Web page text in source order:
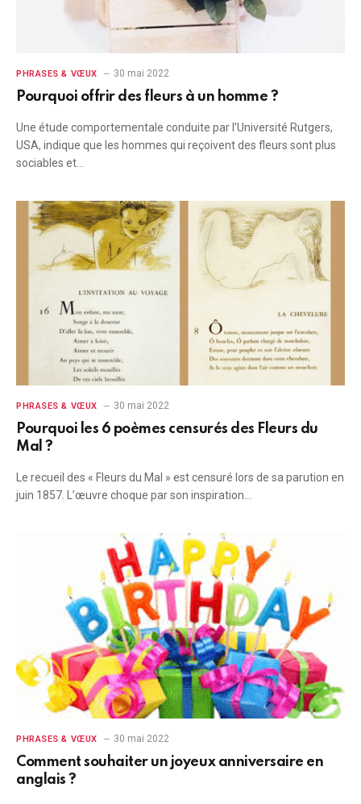
PHRASES & VŒUX 30 mai 2022
Pourquoi offrir des fleurs à un homme ?
Une étude comportementale conduite par l’Université Rutgers,
USA, indique que les hommes qui reçoivent des fleurs sont plus
sociables et…
PHRASES & VŒUX 30 mai 2022
Pourquoi les 6 poèmes censurés des Fleurs du
Mal ?
Le recueil des « Fleurs du Mal » est censuré lors de sa parution en
juin 1857. L’œuvre choque par son inspiration…
PHRASES & VŒUX 30 mai 2022
Comment souhaiter un joyeux anniversaire en
anglais ?